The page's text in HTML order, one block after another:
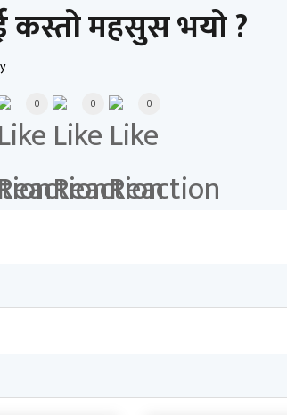
कस्तो महसुस भयो ?
0 0 0